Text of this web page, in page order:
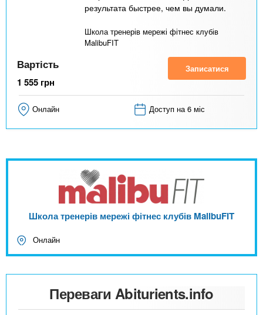
результата быстрее, чем вы думали.
Школа тренерів мережі фітнес клубів
MalibuFIT
Вартість
1 555 грн
Записатися
Онлайн Доступ на 6 міс
Школа тренерів мережі фітнес клубів MalibuFIT
Онлайн
Переваги Abiturients.info